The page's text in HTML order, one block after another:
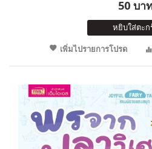
50 บา
หยิบใส่ตะก
เพิ่มไปรายการโปรด